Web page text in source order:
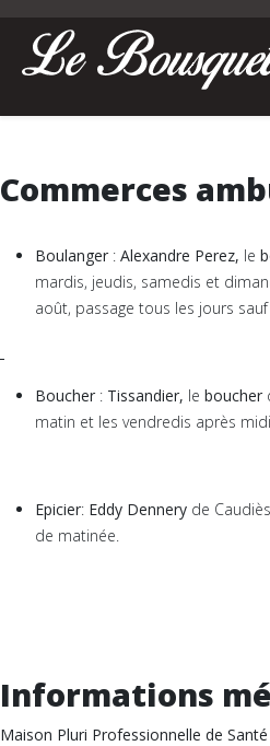
Commerces
Boulanger : Alexandre Perez, le
mardis, jeudis, samedis et
août, passage tous les jours
Boucher : Tissandier, le boucher
matin et les vendredis après
Epicier: Eddy Dennery de
de matinée.
Informations
Maison Pluri Professionnelle de